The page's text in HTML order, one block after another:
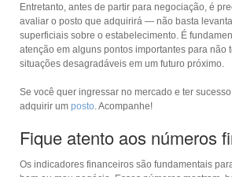
Entretanto, antes de partir para negociação, é
avaliar o posto que adquirirá — não basta
superficiais sobre o estabelecimento. É
atenção em alguns pontos importantes para não
situações desagradáveis em um futuro próximo.
Se você quer ingressar no mercado e ter
adquirir um posto. Acompanhe!
Fique atento aos números
Os indicadores financeiros são fundamentais